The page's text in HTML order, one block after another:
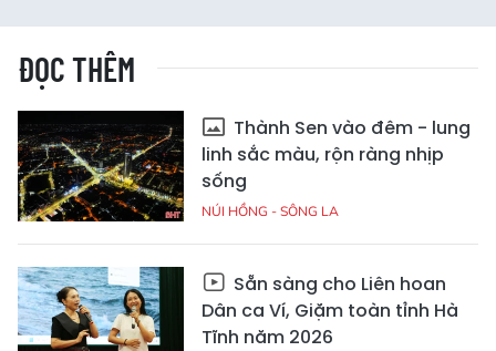
ĐỌC THÊM
Thành Sen vào đêm - lung
linh sắc màu, rộn ràng nhịp
sống
NÚI HỒNG - SÔNG LA
Sẵn sàng cho Liên hoan
Dân ca Ví, Giặm toàn tỉnh Hà
Tĩnh năm 2026